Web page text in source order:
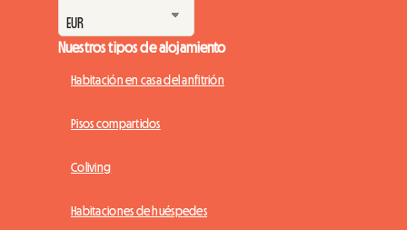
Nuestros tipos de alojamiento
Habitación en casa del anfitrión
Pisos compartidos
Coliving
Habitaciones de huéspedes